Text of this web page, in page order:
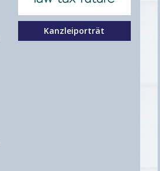
Kanzleiporträt